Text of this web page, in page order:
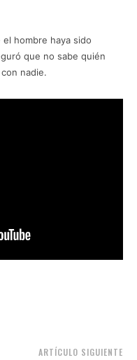
hombre haya sido
que no sabe quién
nadie.
ARTÍCULO SIGUIENTE